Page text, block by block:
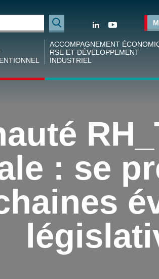
Rechercher
nationale
nationaux
nationale
ACCOMPAGNEMENT
RSE ET DÉVELOPPEMENT
INDUSTRIEL
Réseaux de dirigeants
Conseil et formation aux dirigeants
Conjoncture régionale
: se